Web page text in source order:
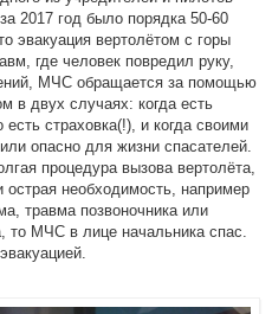
2017 год было порядка 50-60
эвакуация вертолётом с горы
где человек повредил руку,
МЧС обращается за помощью
в двух случаях: когда есть
страховка(!), и когда своими
опасно для жизни спасателей.
процедура вызова вертолёта,
острая необходимость, например
травма позвоночника или
то МЧС в лице начальника спас.